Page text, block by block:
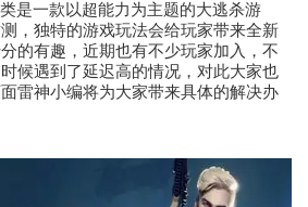
是一款以超能力为主题的大逃杀游
，独特的游戏玩法会给玩家带来全新
的有趣，近期也有不少玩家加入，不
候遇到了延迟高的情况，对此大家也
雷神小编将为大家带来具体的解决办